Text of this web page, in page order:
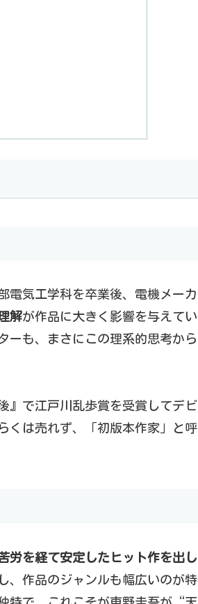
電気工学科を卒業後、電機メーカ
解が作品に大きく影響を与えてい
ーも、まさにこの理系的思考から
』で江戸川乱歩賞を受賞してデビ
くは売れず、「初版本作家」と呼
労を経て安定したヒット作を出し
、作品のジャンルも幅広いのが特